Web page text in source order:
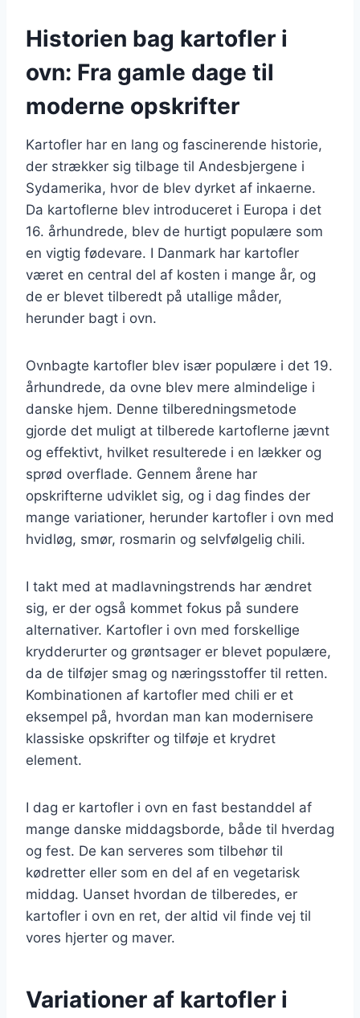
Historien bag kartofler i
ovn: Fra gamle dage til
moderne opskrifter
Kartofler har en lang og fascinerende historie,
der strækker sig tilbage til Andesbjergene i
Sydamerika, hvor de blev dyrket af inkaerne.
Da kartoflerne blev introduceret i Europa i det
16. århundrede, blev de hurtigt populære som
en vigtig fødevare. I Danmark har kartofler
været en central del af kosten i mange år, og
de er blevet tilberedt på utallige måder,
herunder bagt i ovn.
Ovnbagte kartofler blev især populære i det 19.
århundrede, da ovne blev mere almindelige i
danske hjem. Denne tilberedningsmetode
gjorde det muligt at tilberede kartoflerne jævnt
og effektivt, hvilket resulterede i en lækker og
sprød overflade. Gennem årene har
opskrifterne udviklet sig, og i dag findes der
mange variationer, herunder kartofler i ovn med
hvidløg, smør, rosmarin og selvfølgelig chili.
I takt med at madlavningstrends har ændret
sig, er der også kommet fokus på sundere
alternativer. Kartofler i ovn med forskellige
krydderurter og grøntsager er blevet populære,
da de tilføjer smag og næringsstoffer til retten.
Kombinationen af kartofler med chili er et
eksempel på, hvordan man kan modernisere
klassiske opskrifter og tilføje et krydret
element.
I dag er kartofler i ovn en fast bestanddel af
mange danske middagsborde, både til hverdag
og fest. De kan serveres som tilbehør til
kødretter eller som en del af en vegetarisk
middag. Uanset hvordan de tilberedes, er
kartofler i ovn en ret, der altid vil finde vej til
vores hjerter og maver.
Variationer af kartofler i